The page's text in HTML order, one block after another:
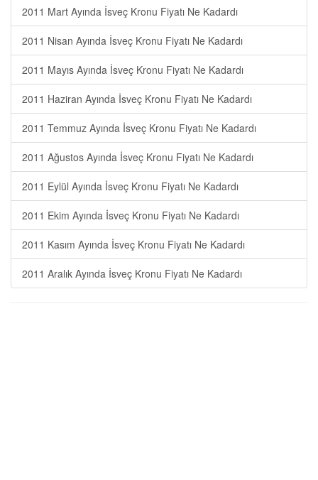
2011 Mart Ayında İsveç Kronu Fiyatı Ne Kadardı
2011 Nisan Ayında İsveç Kronu Fiyatı Ne Kadardı
2011 Mayıs Ayında İsveç Kronu Fiyatı Ne Kadardı
2011 Haziran Ayında İsveç Kronu Fiyatı Ne Kadardı
2011 Temmuz Ayında İsveç Kronu Fiyatı Ne Kadardı
2011 Ağustos Ayında İsveç Kronu Fiyatı Ne Kadardı
2011 Eylül Ayında İsveç Kronu Fiyatı Ne Kadardı
2011 Ekim Ayında İsveç Kronu Fiyatı Ne Kadardı
2011 Kasım Ayında İsveç Kronu Fiyatı Ne Kadardı
2011 Aralık Ayında İsveç Kronu Fiyatı Ne Kadardı